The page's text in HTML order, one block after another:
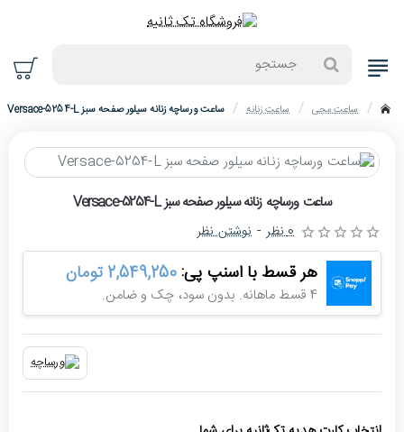
home
ساعت مچی ساعت زنانه ساعت ورساچه زنانه سیلور صفحه سبز Versace-5254-L
ساعت ورساچه زنانه سیلور صفحه سبز Versace-5254-L
هر قسط با اسنپ پی:2,549,250 تومان
4 قسط ماهانه. بدون سود، چک و ضامن.
0 نظر - نوشتن نظر